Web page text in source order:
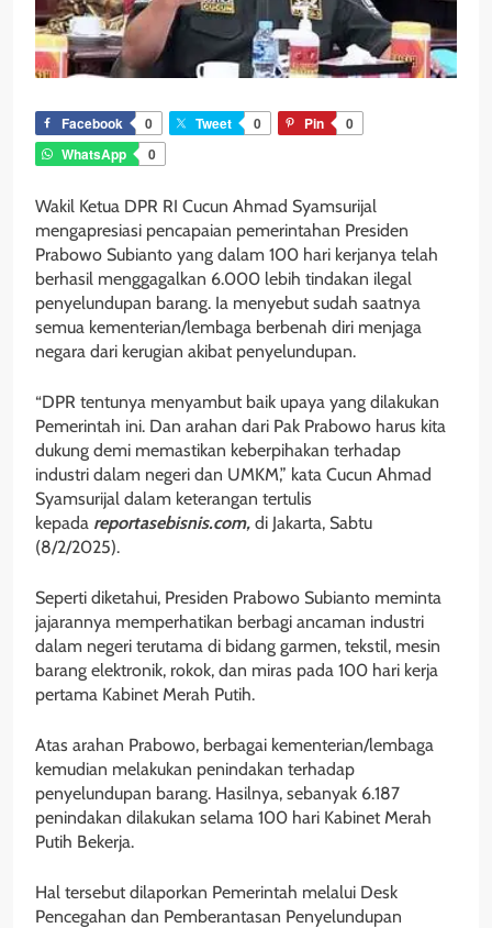
Facebook 0 Tweet 0 Pin
0
WhatsApp
0
Wakil Ketua DPR RI Cucun Ahmad Syamsurijal
mengapresiasi pencapaian pemerintahan Presiden
Prabowo Subianto yang dalam 100 hari kerjanya telah
berhasil menggagalkan 6.000 lebih tindakan ilegal
penyelundupan barang. Ia menyebut sudah saatnya
semua kementerian/lembaga berbenah diri menjaga
negara dari kerugian akibat penyelundupan.
“DPR tentunya menyambut baik upaya yang dilakukan
Pemerintah ini. Dan arahan dari Pak Prabowo harus kita
dukung demi memastikan keberpihakan terhadap
industri dalam negeri dan UMKM,” kata Cucun Ahmad
Syamsurijal dalam keterangan tertulis
kepada reportasebisnis.com, di Jakarta, Sabtu
(8/2/2025).
Seperti diketahui, Presiden Prabowo Subianto meminta
jajarannya memperhatikan berbagi ancaman industri
dalam negeri terutama di bidang garmen, tekstil, mesin
barang elektronik, rokok, dan miras pada 100 hari kerja
pertama Kabinet Merah Putih.
Atas arahan Prabowo, berbagai kementerian/lembaga
kemudian melakukan penindakan terhadap
penyelundupan barang. Hasilnya, sebanyak 6.187
penindakan dilakukan selama 100 hari Kabinet Merah
Putih Bekerja.
Hal tersebut dilaporkan Pemerintah melalui Desk
Pencegahan dan Pemberantasan Penyelundupan